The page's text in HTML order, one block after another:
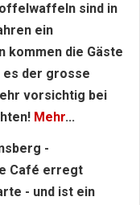
sind in
ein
kommen die Gäste
es der grosse
vorsichtig bei
Mehr...
-
Café erregt
- und ist ein